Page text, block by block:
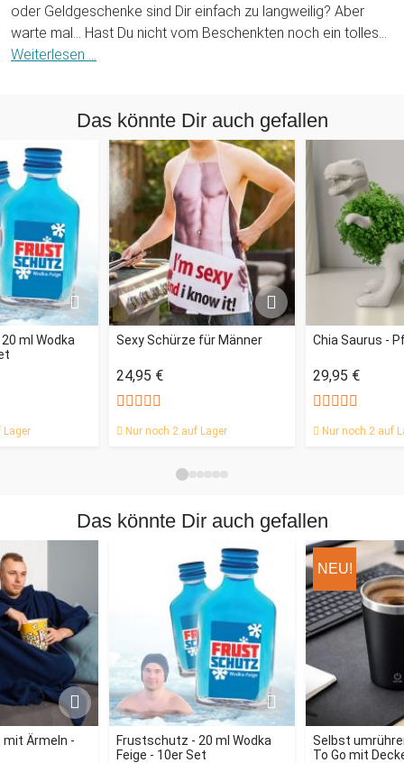
oder Geldgeschenke sind Dir einfach zu langweilig? Aber
warte mal... Hast Du nicht vom Beschenkten noch ein tolles
Urlaubsbild, Kinderfoto oder ein Bild von seinem geliebten
zum echten individuellen Geschenk für Männer.
Das Bild wird auf die Tasse gedruckt und wird dem
Beschenkten eine tolle und persönliche Erinnerung an einen
bestimmten Moment seines Lebens sein. Deiner Fantasie
sind bei der Auswahl des Bildes keine Grenzen gesetzt.
Besonders toll ist die Fototasse für echte Kaffee- oder
Teejunkies, die jeden Morgen etwas ganz Persönliches in
ihren Händen halten können. Eine tolle Idee für sämtliche
Anlässe oder einfach als kleines Mitbringsel zwischendurch.
Weiterlesen ...
Das könnte Dir auch gefallen
ml Wodka
Sexy Schürze für Männer
24,95 €
Nur noch 2 auf Lager
Chia Saurus -
29,95 €
Nur noch 2 auf
Das könnte Dir auch gefallen
mit Ärmeln -
Frustschutz - 20 ml Wodka
Feige - 10er Set
NEU!
Selbst
To Go mit